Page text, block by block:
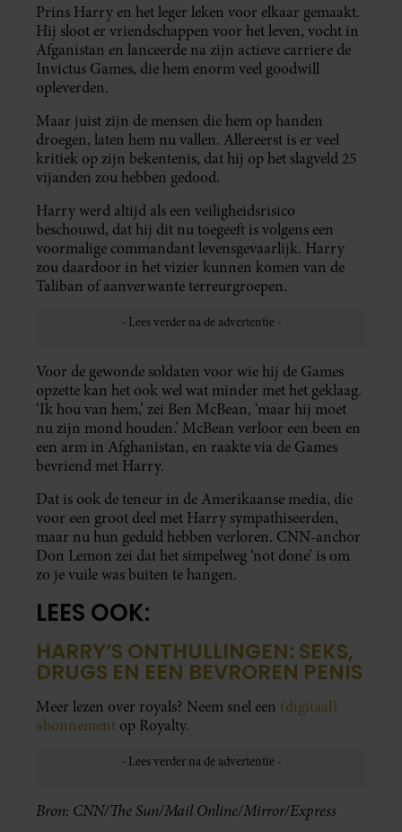
Prins Harry en het leger leken voor elkaar gemaakt.
Hij sloot er vriendschappen voor het leven, vocht in
Afganistan en lanceerde na zijn actieve carriere de
Invictus Games, die hem enorm veel goodwill
opleverden.
Maar juist zijn de mensen die hem op handen
droegen, laten hem nu vallen. Allereerst is er veel
kritiek op zijn bekentenis, dat hij op het slagveld 25
vijanden zou hebben gedood.
Harry werd altijd als een veiligheidsrisico
beschouwd, dat hij dit nu toegeeft is volgens een
voormalige commandant levensgevaarlijk. Harry
zou daardoor in het vizier kunnen komen van de
Taliban of aanverwante terreurgroepen.
Voor de gewonde soldaten voor wie hij de Games
opzette kan het ook wel wat minder met het geklaag.
‘Ik hou van hem,’ zei Ben McBean, ‘maar hij moet
nu zijn mond houden.’ McBean verloor een been en
een arm in Afghanistan, en raakte via de Games
bevriend met Harry.
Dat is ook de teneur in de Amerikaanse media, die
voor een groot deel met Harry sympathiseerden,
maar nu hun geduld hebben verloren. CNN-anchor
Don Lemon zei dat het simpelweg ‘not done’ is om
zo je vuile was buiten te hangen.
LEES OOK:
HARRY’S ONTHULLINGEN: SEKS,
DRUGS EN EEN BEVROREN PENIS
Meer lezen over royals? Neem snel een (digitaal)
abonnement op Royalty.
Bron: CNN/The Sun/Mail Online/Mirror/Express